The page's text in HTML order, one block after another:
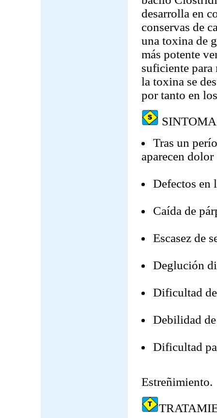
desarrolla en
conservas de
una toxina de
más potente
suficiente para
la toxina se
por tanto en
Tras un
aparecen dolor
Defectos en
Caída de
Escasez de
Deglución
Dificultad
Debilidad
Dificultad
Estreñimiento.